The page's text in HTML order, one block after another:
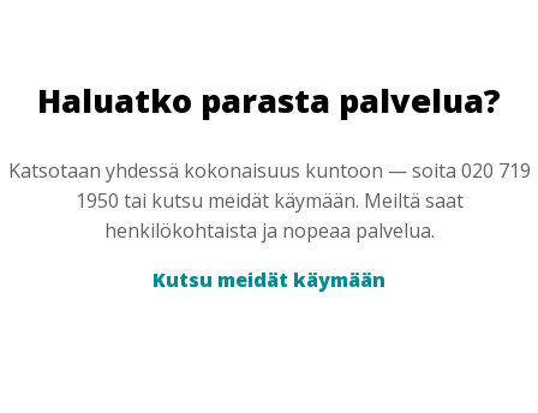
Haluatko parasta palvelua?
Katsotaan yhdessä kokonaisuus kuntoon — soita 020 719
1950 tai kutsu meidät käymään. Meiltä saat
henkilökohtaista ja nopeaa palvelua.
Kutsu meidät käymään